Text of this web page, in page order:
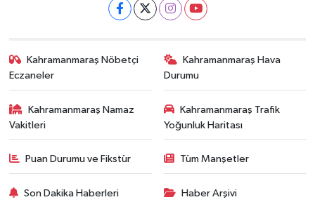
Kahramanmaraş Nöbetçi
Eczaneler
Kahramanmaraş Hava
Durumu
Kahramanmaraş Namaz
Vakitleri
Kahramanmaraş Trafik
Yoğunluk Haritası
Puan Durumu ve Fikstür Tüm Manşetler
Son Dakika Haberleri Haber Arşivi